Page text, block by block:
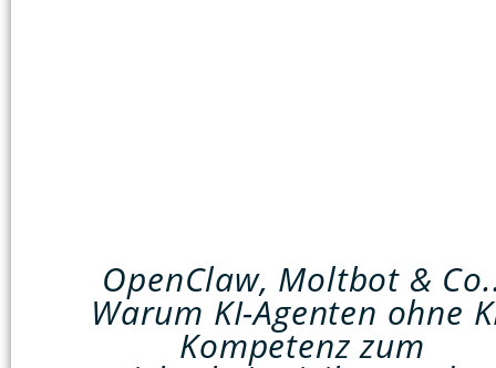
OpenClaw, Moltbot &
Warum KI-Agenten ohne
Kompetenz zum